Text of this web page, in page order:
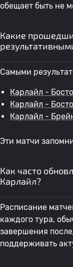
обещает быть не
Какие
Самыми
Карлайл -
Карлайл -
Карлайл -
Эти матчи
Как часто
Карлайл?
Расписание
каждого тура,
завершения
поддерживать